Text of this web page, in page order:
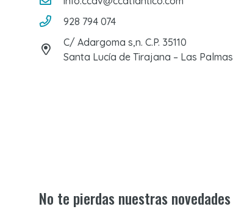
928 794 074
C/ Adargoma s,n. C.P. 35110
Santa Lucía de Tirajana – Las Palmas
No te pierdas nuestras novedades